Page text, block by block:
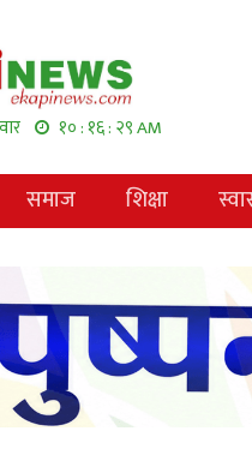
१० : १६ : ३० AM
समाज शिक्षा